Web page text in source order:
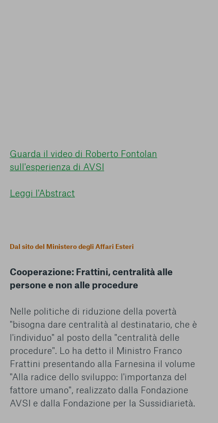
Guarda il video di Roberto Fontolan
sull'esperienza di AVSI
Leggi l'Abstract
Dal sito del Ministero degli Affari Esteri
Cooperazione: Frattini, centralità alle
persone e non alle procedure
Nelle politiche di riduzione della povertà
"bisogna dare centralità al destinatario, che è
l'individuo" al posto della "centralità delle
procedure". Lo ha detto il Ministro Franco
Frattini presentando alla Farnesina il volume
"Alla radice dello sviluppo: l'importanza del
fattore umano", realizzato dalla Fondazione
AVSI e dalla Fondazione per la Sussidiarietà.